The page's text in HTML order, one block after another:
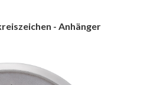
- Anhänger